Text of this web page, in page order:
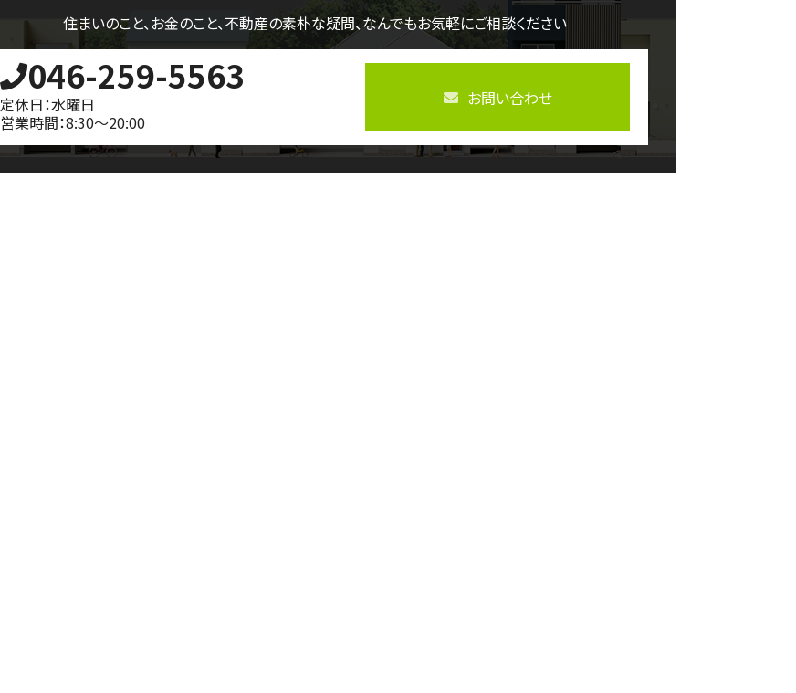
住まいのこと、お金のこと、不動産の素朴な疑問、なんでもお気軽にご相談ください
046-259-5563
定休日：水曜日
営業時間：8:30～20:00
お問い合わせ